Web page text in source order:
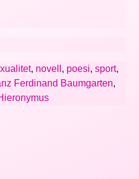
, novell , poesi, sport,
Ferdinand Baumgarten,